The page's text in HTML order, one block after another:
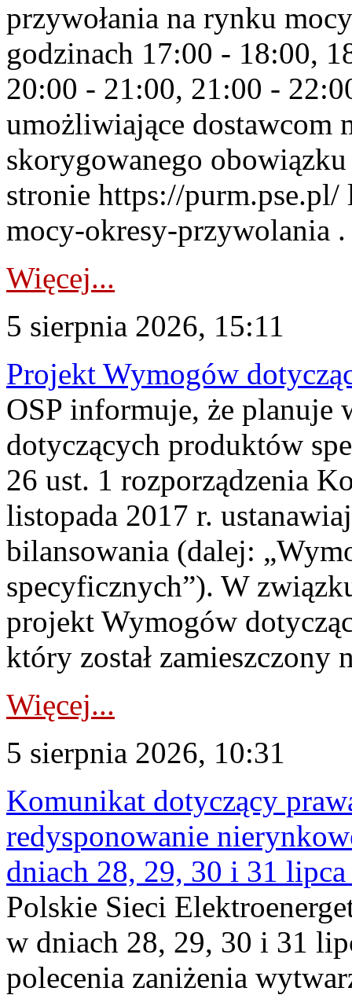
przywołania na rynku
godzinach 17:00 - 18:00,
20:00 - 21:00, 21:00 -
umożliwiające dostawcom
skorygowanego
stronie https://
mocy-okresy-przywolania
Więcej...
5 sierpnia 2026, 15:11
Projekt Wymogów
OSP informuje, że planuje
dotyczących produktów
26 ust. 1 rozporządzenia
listopada 2017 r.
bilansowania (dalej:
specyficznych”). W
projekt Wymogów
który został zamieszczony
Więcej...
5 sierpnia 2026, 10:31
Komunikat dotyczący
redysponowanie
dniach 28, 29, 30 i 31
Polskie Sieci
w dniach 28, 29, 30 i 31
polecenia zaniżenia